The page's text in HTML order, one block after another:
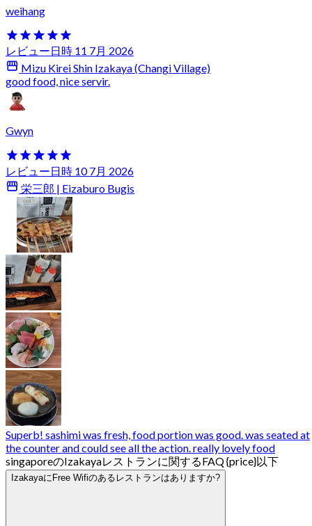
weihang
レビュー日時 11 7月 2026
Mizu Kirei Shin Izakaya (Changi Village)
good food, nice servir.
Gwyn
レビュー日時 10 7月 2026
栄三郎 | Eizaburo Bugis
Superb! sashimi was fresh, food portion was good. was seated at
the counter and could see all the action. really lovely food
singaporeのIzakayaレストランに関するFAQ {price}以下
IzakayaにFree Wifiのあるレストランはありますか?